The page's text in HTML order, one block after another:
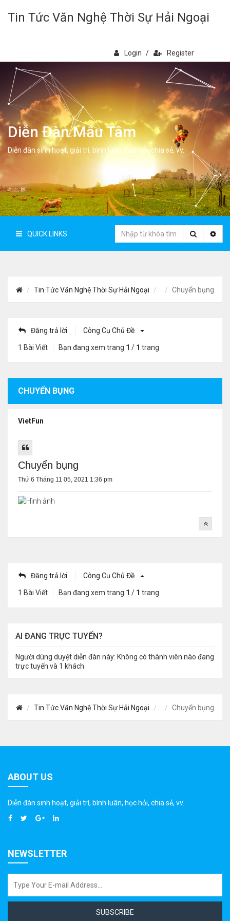
Tin Tức Văn Nghệ Thời Sự Hải Ngoại
Login / Register
Diễn Đàn Mẫu Tâm
Diễn đàn sinh hoạt, giải trí, bình luân, học hỏi, chia sẻ, vv.
QUICK LINKS
Tin Tức Văn Nghệ Thời Sự Hải Ngoại Chuyển bụng
Đăng trả lời Công Cụ Chủ Đề
1 Bài Viết Bạn đang xem trang 1 / 1 trang
CHUYỂN BỤNG
VietFun
Chuyển bụng
Thứ 6 Tháng 11 05, 2021 1:36 pm
Đăng trả lời Công Cụ Chủ Đề
1 Bài Viết Bạn đang xem trang 1 / 1 trang
AI ĐANG TRỰC TUYẾN?
Người dùng duyệt diễn đàn này: Không có thành viên nào đang
trực tuyến và 1 khách
Tin Tức Văn Nghệ Thời Sự Hải Ngoại Chuyển bụng
ABOUT US
Diễn đàn sinh hoạt, giải trí, bình luân, học hỏi, chia sẻ, vv.
NEWSLETTER
SUBSCRIBE